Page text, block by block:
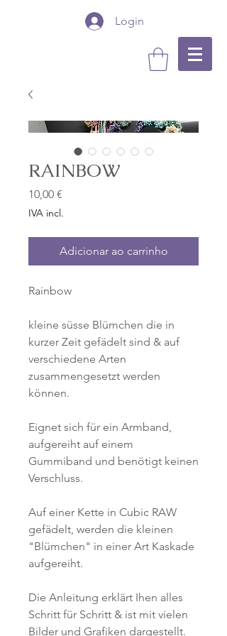
Login
RAINBOW
10,00 €
IVA incl.
Adicionar ao carrinho
Rainbow
kleine süsse Blümchen die in
kurzer Zeit gefädelt sind & auf
verschiedene Arten
zusammengesetzt werden
können.
Eignet sich für ein Armband,
aufgereiht auf einem
Gummiband und benötigt keinen
Verschluss.
Auf einer Kette in Cubic RAW
gefädelt, werden die kleinen
"Blümchen" in einer Art Kaskade
aufgereiht.
Die Anleitung erklärt Ihen alles
Schritt für Schritt & ist mit vielen
Bilder und Grafiken dargestellt.